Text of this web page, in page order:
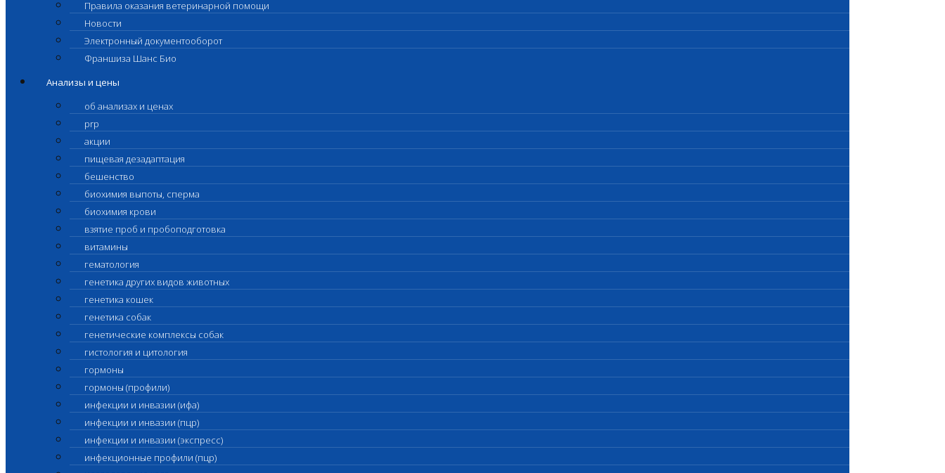
Правила оказания ветеринарной помощи
Новости
Электронный документооборот
Франшиза Шанс Био
Анализы и цены
об анализах и ценах
prp
акции
пищевая дезадаптация
бешенство
биохимия выпоты, сперма
биохимия крови
взятие проб и пробоподготовка
витамины
гематология
генетика других видов животных
генетика кошек
генетика собак
генетические комплексы собак
гистология и цитология
гормоны
гормоны (профили)
инфекции и инвазии (ифа)
инфекции и инвазии (пцр)
инфекции и инвазии (экспресс)
инфекционные профили (пцр)